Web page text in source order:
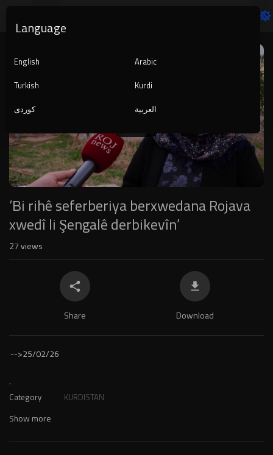
Player
auto
‘Bi rihê seferberiya berxwedana Rojava
xwedî li Şengalê derbikevîn’
27views
Share Download
-->25/02/26
.
Category KURDISTAN
Show more
Language
English
Arabic
Turkish
Kurdi
کوردی
العربية